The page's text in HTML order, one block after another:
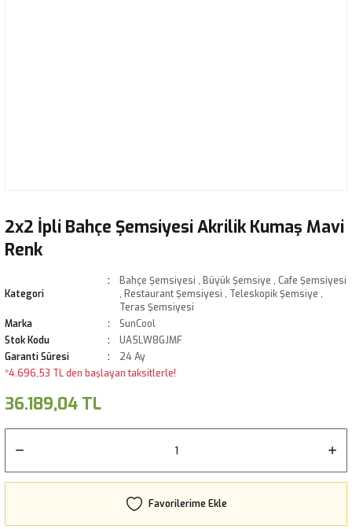
2x2 İpli Bahçe Şemsiyesi Akrilik Kumaş Mavi
Renk
Kategori
Bahçe Şemsiyesi , Büyük Şemsiye , Cafe Şemsiyesi
, Restaurant Şemsiyesi , Teleskopik Şemsiye ,
Teras Şemsiyesi
Marka
SunCool
Stok Kodu
UA5LW8GJMF
Garanti Süresi
24 Ay
*4.696,53 TL den başlayan taksitlerle!
36.189,04 TL